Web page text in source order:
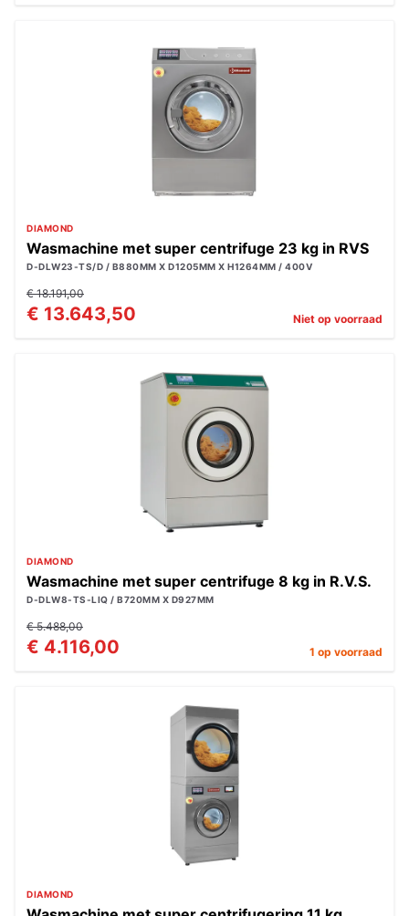
DIAMOND
Wasmachine met super centrifuge 23 kg in RVS
D-DLW23-TS/D / B880MM X D1205MM X H1264MM / 400V
€ 18.191,00
€ 13.643,50 Niet op voorraad
DIAMOND
Wasmachine met super centrifuge 8 kg in R.V.S.
D-DLW8-TS-LIQ / B720MM X D927MM
€ 5.488,00
€ 4.116,00 1 op voorraad
DIAMOND